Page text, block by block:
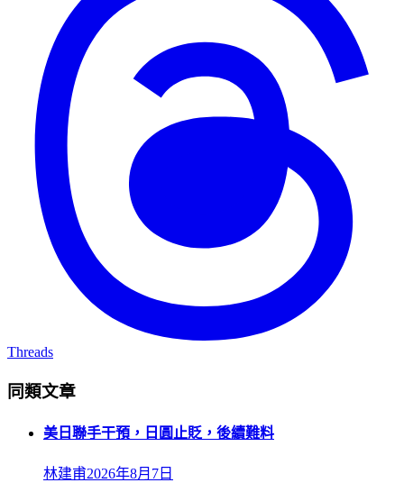
Threads
同類文章
美日聯手干預，日圓止貶，後續難料
林建甫2026年8月7日